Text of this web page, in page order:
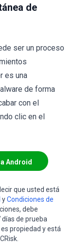
de
ser un proceso
es una
de forma
con el
clic en el
Android
que usted está
yCondiciones de
debe
de prueba
propiedad y está